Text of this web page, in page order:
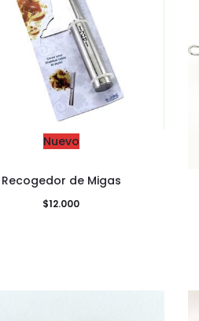
Nuevo
Recogedor de Migas
$12.000